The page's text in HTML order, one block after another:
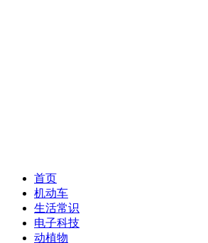
首页
机动车
生活常识
电子科技
动植物